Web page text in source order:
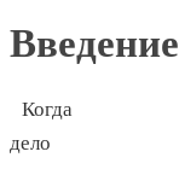
Введение
Когда
дело